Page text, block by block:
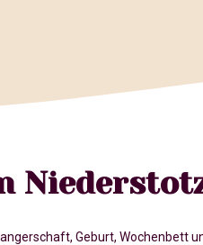
Geburt, Wochenbett